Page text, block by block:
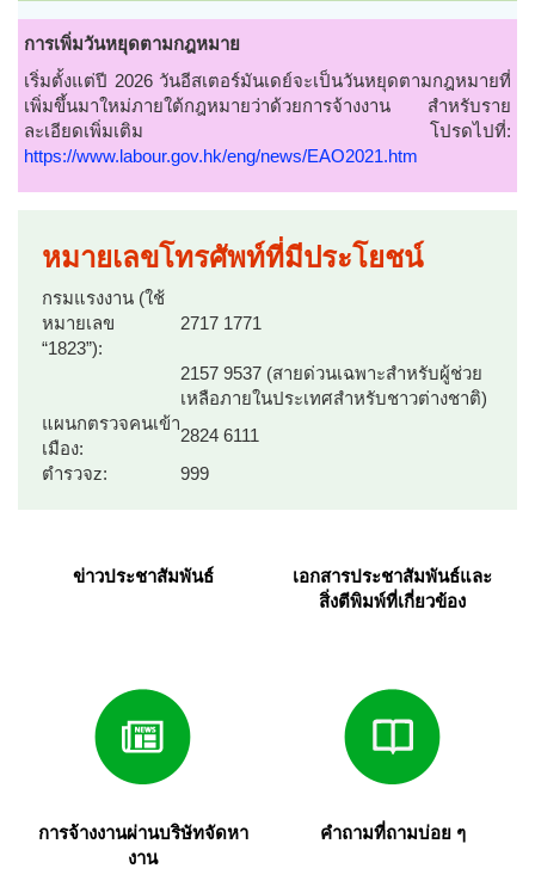
การเพิ่มวันหยุดตามกฎหมาย
เริ่มตั้งแต่ปี 2026 วันอีสเตอร์มันเดย์จะเป็นวันหยุดตามกฎหมายที่
เพิ่มขึ้นมาใหม่ภายใต้กฎหมายว่าด้วยการจ้างงาน สำหรับราย
ละเอียดเพิ่มเติม โปรดไปที่:
https://www.labour.gov.hk/eng/news/EAO2021.htm
หมายเลขโทรศัพท์ที่มีประโยชน์
กรมแรงงาน (ใช้
หมายเลข
“1823”):
2717 1771
2157 9537 (สายด่วนเฉพาะสำหรับผู้ช่วย
เหลือภายในประเทศสำหรับชาวต่างชาติ)
แผนกตรวจคนเข้า
เมือง:
2824 6111
ตำรวจz:
999
ข่าวประชาสัมพันธ์
เอกสารประชาสัมพันธ์และ
สิ่งตีพิมพ์ที่เกี่ยวข้อง
การจ้างงานผ่านบริษัทจัดหา
งาน
คำถามที่ถามบ่อย ๆ